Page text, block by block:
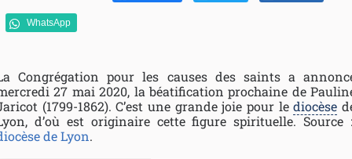
WhatsApp
Congrégation pour les causes des saints a
27 mai 2020, la béatification prochaine de
(1799-1862). C’est une grande joie pour lediocèse
d’où est originaire cette figure spirituelle. Source
de Lyon.